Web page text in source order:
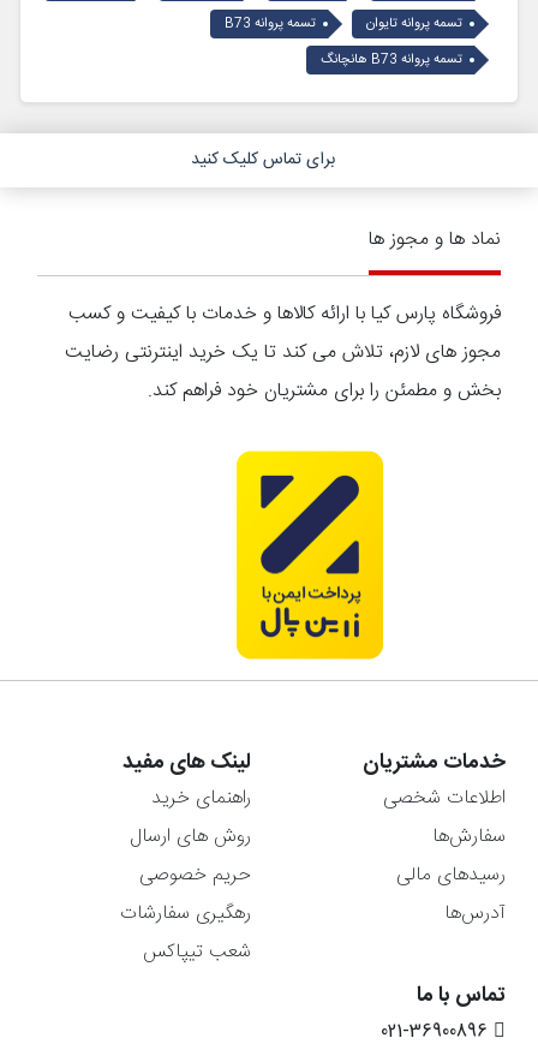
تسمه پروانه تایوان
تسمه پروانه B73
تسمه پروانه B73 هانچانگ
برای تماس کلیک کنید
نماد ها و مجوز ها
فروشگاه پارس کیا با ارائه کالاها و خدمات با کیفیت و کسب
مجوز های لازم، تلاش می کند تا یک خرید اینترنتی رضایت
بخش و مطمئن را برای مشتریان خود فراهم کند.
خدمات مشتریان
اطلاعات شخصی
سفارش‌ها
رسیدهای مالی
آدرس‌ها
لینک های مفید
راهنمای خرید
روش های ارسال
حریم خصوصی
رهگیری سفارشات
شعب تیپاکس
تماس با ما